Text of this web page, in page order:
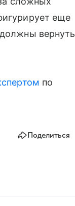
еще
вернуть
по
Поделиться